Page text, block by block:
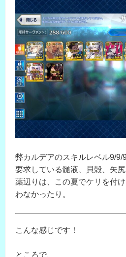
弊カルデアのスキルレベル9/9/
要求している髄液、貝殻、矢
薬辺りは、この夏でケリを付
わなかったり。
こんな感じです！
ところで、